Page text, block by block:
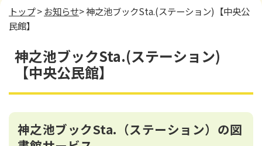
トップ>お知らせ> 神之池ブックSta.(ステーション)【中央公
民館】
神之池ブックSta.(ステーション)
【中央公民館】
神之池ブックSta. （ステーション）の図